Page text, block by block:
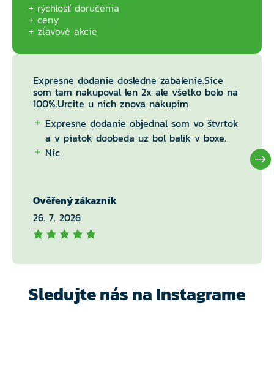
rýchlosť doručenia
ceny
zľavové akcie
Expresne dodanie dosledne zabalenie.Sice
som tam nakupoval len 2x ale všetko bolo na
100%.Urcite u nich znova nakupim
Expresne dodanie objednal som vo štvrtok
a v piatok doobeda uz bol balik v boxe.
Nic
Ověřený zákazník
26. 7. 2026
Sledujte nás na Instagrame